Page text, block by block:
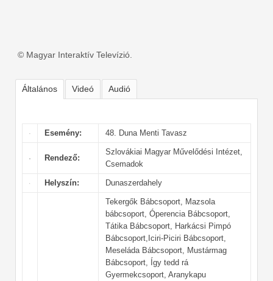
© Magyar Interaktív Televízió.
Általános Videó Audió
Esemény: 48. Duna Menti Tavasz
Rendező:
Szlovákiai Magyar Művelődési Intézet,
Csemadok
Helyszín: Dunaszerdahely
Tekergők Bábcsoport, Mazsola
bábcsoport, Óperencia Bábcsoport,
Tátika Bábcsoport, Harkácsi Pimpó
Bábcsoport,Iciri-Piciri Bábcsoport,
Meseláda Bábcsoport, Mustármag
Bábcsoport, Így tedd rá
Gyermekcsoport, Aranykapu